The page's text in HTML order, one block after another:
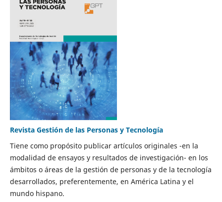
Revista Gestión de las Personas y Tecnología
Tiene como propósito publicar artículos originales -en la
modalidad de ensayos y resultados de investigación- en los
ámbitos o áreas de la gestión de personas y de la tecnología
desarrollados, preferentemente, en América Latina y el
mundo hispano.